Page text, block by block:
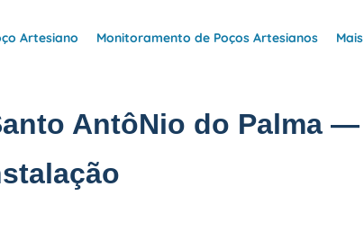
Artesiano Monitoramento de Poços Artesianos Mais
AntôNio do Palma —